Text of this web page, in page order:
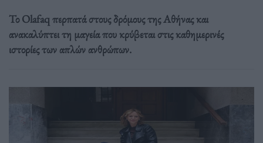
Το Olafaq περπατά στους δρόμους της Αθήνας και
ανακαλύπτει τη μαγεία που κρύβεται στις καθημερινές
ιστορίες των απλών ανθρώπων.